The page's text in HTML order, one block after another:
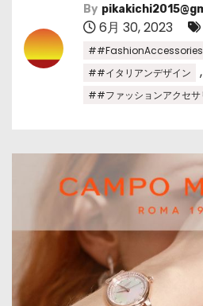
By
6月 30, 2023
##FashionAccessories
##イタリアンデザイン ,
##ファッションアクセサ